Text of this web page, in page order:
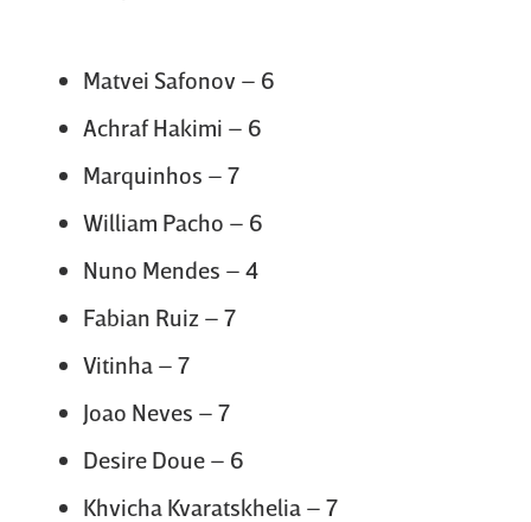
Matvei Safonov – 6
Achraf Hakimi – 6
Marquinhos – 7
William Pacho – 6
Nuno Mendes – 4
Fabian Ruiz – 7
Vitinha – 7
Joao Neves – 7
Desire Doue – 6
Khvicha Kvaratskhelia – 7